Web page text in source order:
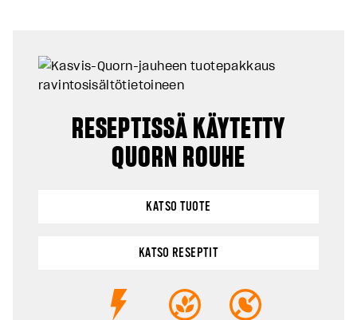
RESEPTISSÄ KÄYTETTY
QUORN ROUHE
KATSO TUOTE
KATSO RESEPTIT